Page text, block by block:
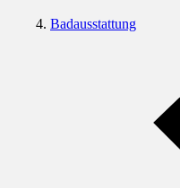
Badausstattung